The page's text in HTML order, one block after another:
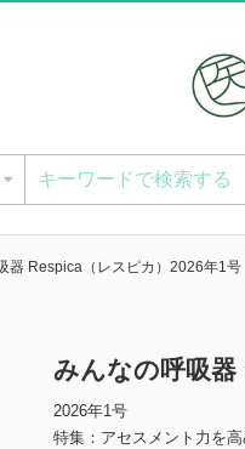
器 Respica（レスピカ）2026年1号
みんなの呼吸器
2026年1号
特集：アセスメント力を